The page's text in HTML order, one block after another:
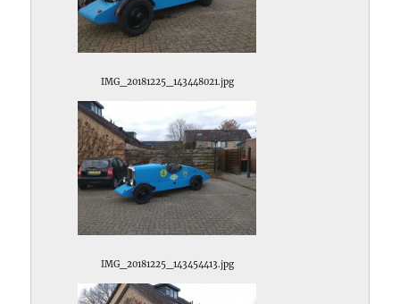
IMG_20181225_143448021.jpg
IMG_20181225_143454413.jpg